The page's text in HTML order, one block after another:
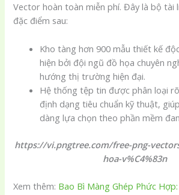
Vector hoàn toàn miễn phí. Đây là bộ tài
đặc điểm sau:
Kho tàng hơn 900 mẫu thiết kế
hiện bởi đội ngũ đồ họa chuyên
hướng thị trường hiện đại.
Hệ thống tệp tin được phân loại
định dạng tiêu chuẩn kỹ thuật,
dàng lựa chọn theo phần mềm
https://vi.pngtree.com/free-png-
hoa-v%C4%83n
Xem thêm: Bao Bì Màng Ghép Phức